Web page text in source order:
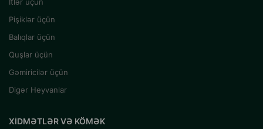
Pişiklər üçün
Balıqlar üçün
Quşlar üçün
Gəmiricilər üçün
Digər Heyvanlar
XIDMƏTLƏR VƏ KÖMƏK